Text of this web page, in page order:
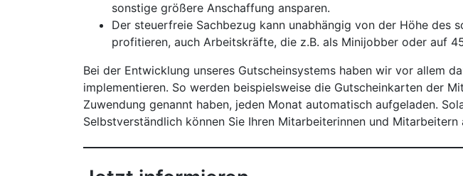
sonstige größere Anschaffung ansparen.
Der steuerfreie Sachbezug kann unabhängig von der Höhe des
profitieren, auch Arbeitskräfte, die z.B. als Minijobber oder auf
Bei der Entwicklung unseres Gutscheinsystems haben wir vor allem
implementieren. So werden beispielsweise die Gutscheinkarten der
Zuwendung genannt haben, jeden Monat automatisch aufgeladen.
Selbstverständlich können Sie Ihren Mitarbeiterinnen und